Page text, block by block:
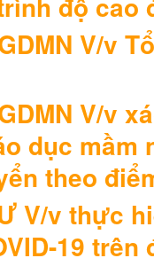
V/v
V/v
dục
theo
V/v thực
19